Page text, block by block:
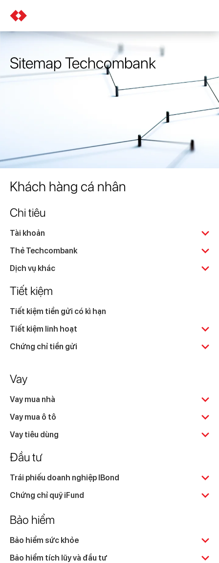
Sitemap Techcombank
Khách hàng cá nhân
Chi tiêu
Tài khoản
Thẻ Techcombank
Dịch vụ khác
Tiết kiệm
Tiết kiệm tiền gửi có kì hạn
Tiết kiệm linh hoạt
Chứng chỉ tiền gửi
Vay
Vay mua nhà
Vay mua ô tô
Vay tiêu dùng
Đầu tư
Trái phiếu doanh nghiệp IBond
Chứng chỉ quỹ iFund
Bảo hiểm
Bảo hiểm sức khỏe
Bảo hiểm tích lũy và đầu tư